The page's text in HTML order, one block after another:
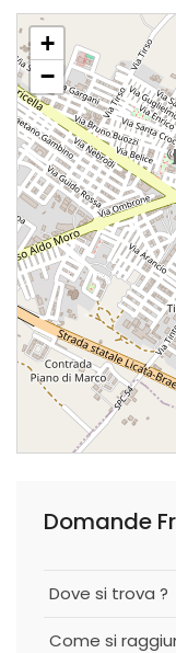
+
−
Domande
Dove si trova ?
Come si